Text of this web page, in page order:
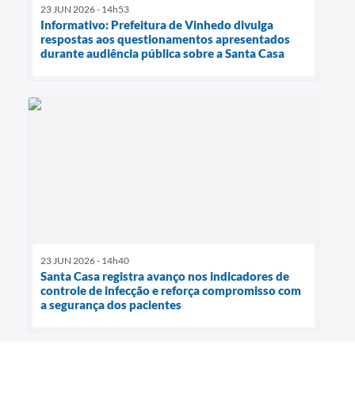
23 JUN 2026 - 14h53
Informativo: Prefeitura de Vinhedo divulga
respostas aos questionamentos apresentados
durante audiência pública sobre a Santa Casa
23 JUN 2026 - 14h40
Santa Casa registra avanço nos indicadores de
controle de infecção e reforça compromisso com
a segurança dos pacientes